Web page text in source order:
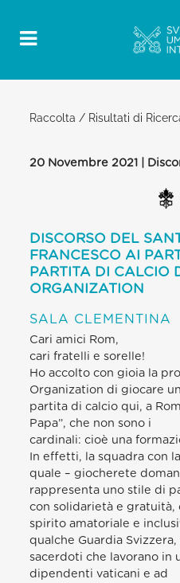
Raccolta / Risultati di
20 Novembre 2021 |
DISCORSO DEL
FRANCESCO AI
PARTITA DI CALCIO
ORGANIZATION
SALA CLEMENTINA
Cari amici Rom,
cari fratelli e sorelle!
Ho accolto con gioia la
Organization di giocare
partita di calcio qui, a
Papa”, che non sono i
cardinali: cioè una
In effetti, la squadra con
quale – giocherete
rappresenta uno stile di
con solidarietà e gratuità,
spirito amatoriale e
qualche Guardia Svizzera,
sacerdoti che lavorano in
dipendenti vaticani e ad